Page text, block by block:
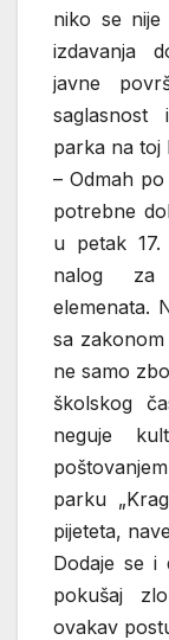
niko se nije
izdavanja
javne
parka na toj
– Odmah
potrebne
u petak
nalog za
elemenata.
sa zakonom
ne samo
školskog
neguje
parku
pijeteta,
Dodaje se i
pokušaj
ovakav